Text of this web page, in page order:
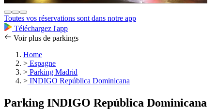
Toutes vos réservations sont dans notre app
Téléchargez l'app
Voir plus de parkings
Home
> Espagne
> Parking Madrid
> INDIGO República Dominicana
Parking INDIGO República Dominicana